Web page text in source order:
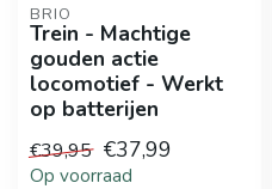
BRIO
Trein - Machtige
gouden actie
locomotief - Werkt
op batterijen
€39,95 €37,99
Op voorraad